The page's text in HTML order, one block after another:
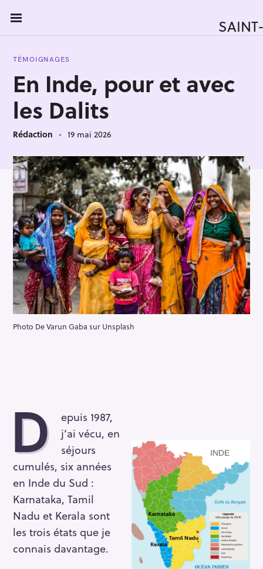
i
TÉMOIGNAGES
En Inde, pour et avec
les Dalits
Rédaction 19 mai 2026
Photo De Varun Gaba sur Unsplash
D
epuis 1987,
j’ai vécu, en
séjours
cumulés, six années
en Inde du Sud :
Karnataka, Tamil
Nadu et Kerala sont
les trois états que je
connais davantage.